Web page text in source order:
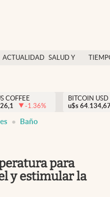
ACTUALIDAD SALUD Y
México
COFFEE
-1.36%
BITCOIN USD
u$s
Baño
para
y estimular la